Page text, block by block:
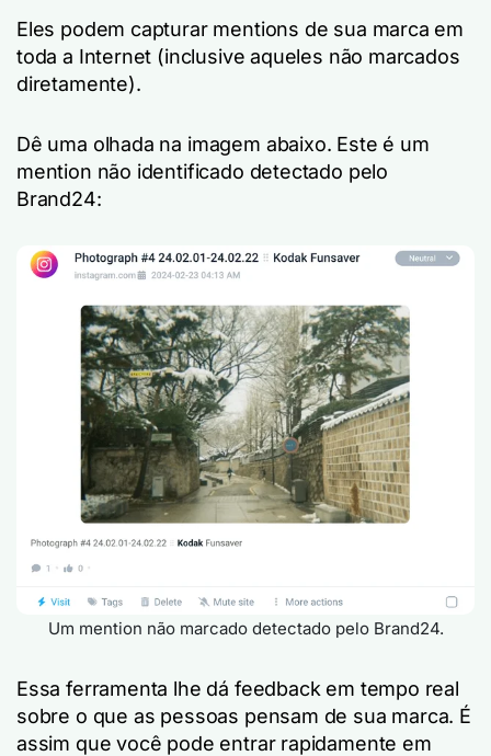
Eles podem capturar mentions de sua marca em
toda a Internet (inclusive aqueles não marcados
diretamente).
Dê uma olhada na imagem abaixo. Este é um
mention não identificado detectado pelo
Brand24:
Um mention não marcado detectado pelo Brand24.
Essa ferramenta lhe dá feedback em tempo real
sobre o que as pessoas pensam de sua marca. É
assim que você pode entrar rapidamente em